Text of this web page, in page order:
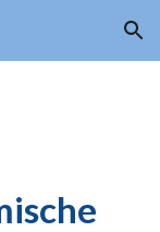
Skip to navigation